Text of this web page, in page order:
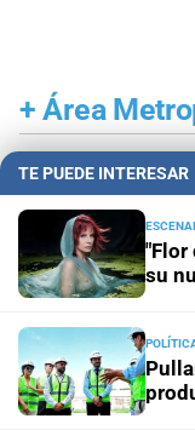
+ Área
TE PUEDE INTERESAR
"Flor
su